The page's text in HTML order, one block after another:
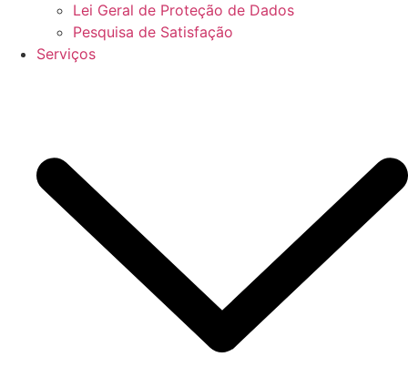
Lei Geral de Proteção de Dados
Pesquisa de Satisfação
Serviços